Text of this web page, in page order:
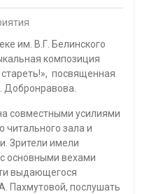
им. В.Г. Белинского
композиция
посвященная
Добронравова.
совместными усилиями
читального зала и
Зрители имели
основными вехами
выдающегося
Пахмутовой, послушать